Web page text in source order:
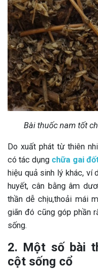
Bài thuốc nam tốt
Do xuất phát từ thiên
có tác dụng chữa gai
hiệu quả sinh lý khác, ví
huyết, cân bằng âm
thần dễ chịu,thoải mái
giãn đó cũng góp phần
sống.
2. Một số bài
cột sống cổ